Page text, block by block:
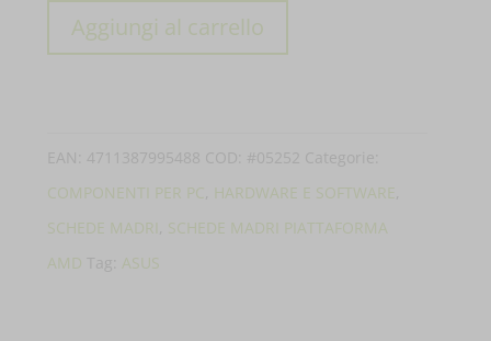
SCHEDA
MADRE
GAMING
B650E-
PLUS
Aggiungi al carrello
COMPONENTI PER PC
HARDWARE E SOFTWARE
SCHEDE MADRI
SCHEDE MADRI PIATTAFORMA
AMD
Tag:ASUS